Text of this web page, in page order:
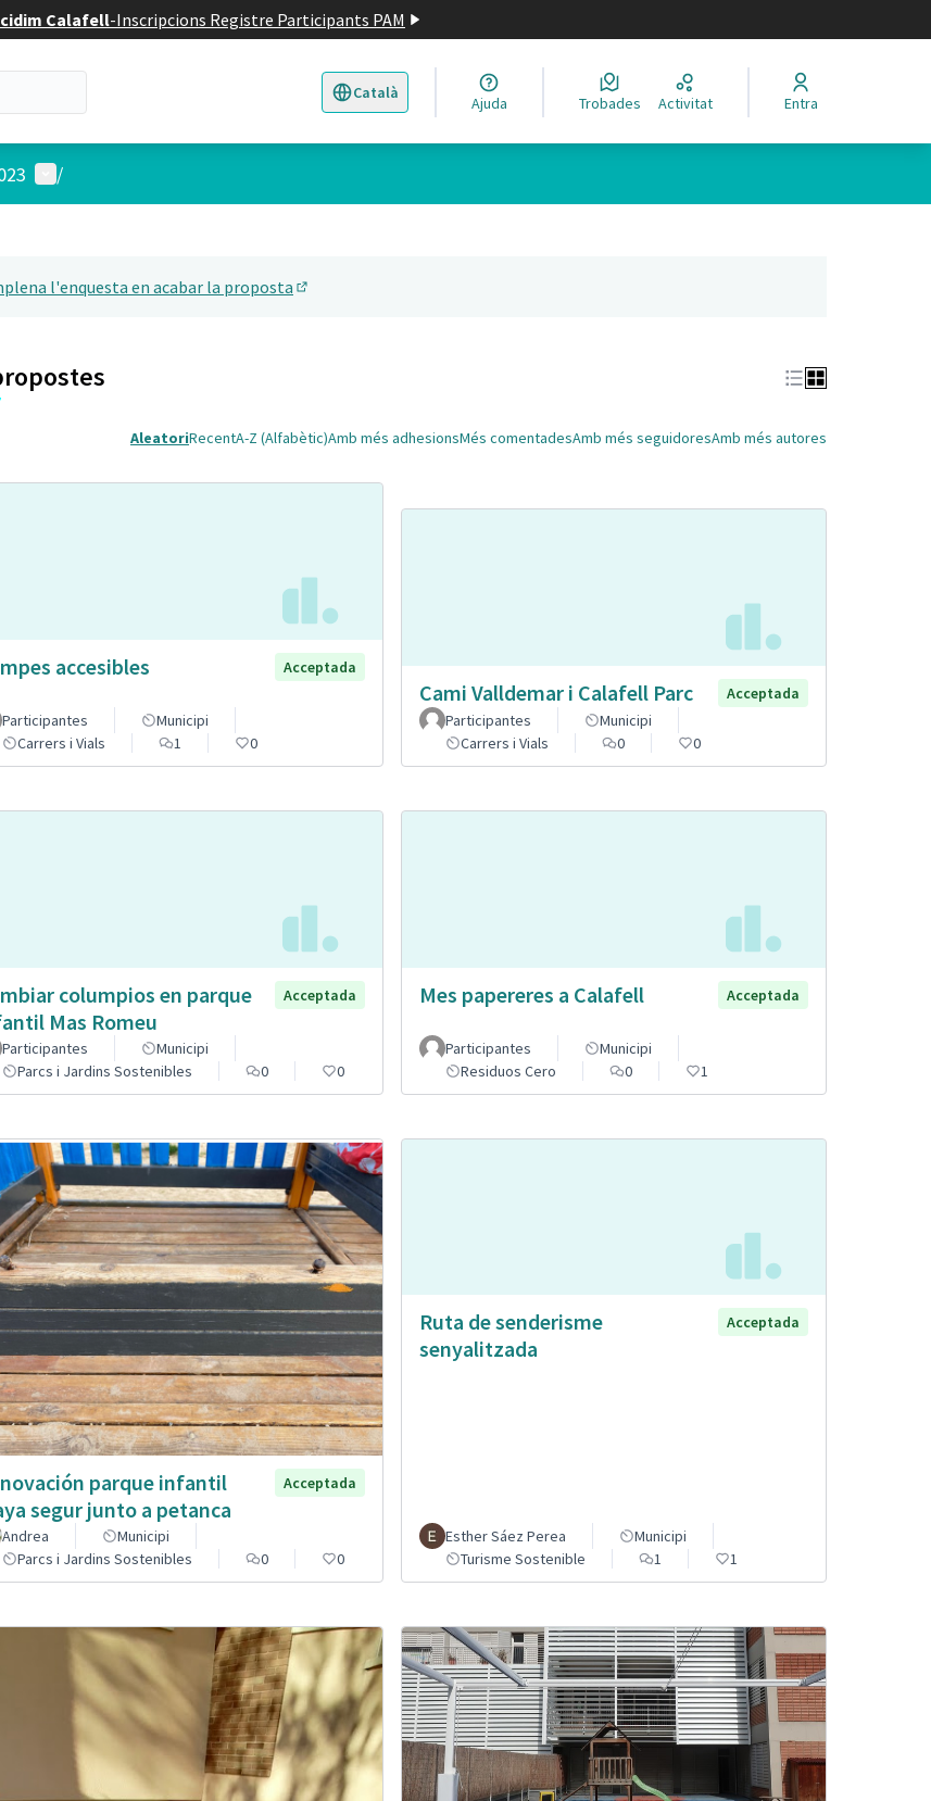
Calafell-Inscripcions Registre Participants PAM
Català
Triar la llengua Elegir el idioma
Ajuda Trobades Activitat Entra
Menú d'usuari
/
22
l'enquesta en acabar la proposta
AleatoriRecentA-Z (Alfabètic)Amb més adhesionsMés comentadesAmb més seguidoresAmb més autores
accesibles Acceptada
Participantes
Municipi
Carrers i Vials
1 0
Cami Valldemar i Calafell Parc
Acceptada
Participantes
Municipi
Carrers i Vials
0 0
columpios en parque
Mas Romeu
Acceptada
Participantes
Municipi
Parcs i Jardins Sostenibles
0 0
Mes papereres a Calafell Acceptada
Participantes
Municipi
Residuos Cero
0 1
parque infantil
segur junto a petanca
Acceptada
Andrea
Municipi
Parcs i Jardins Sostenibles
0 0
Ruta de senderisme
senyalitzada
Acceptada
Esther Sáez Perea
Municipi
Turisme Sostenible
1 1